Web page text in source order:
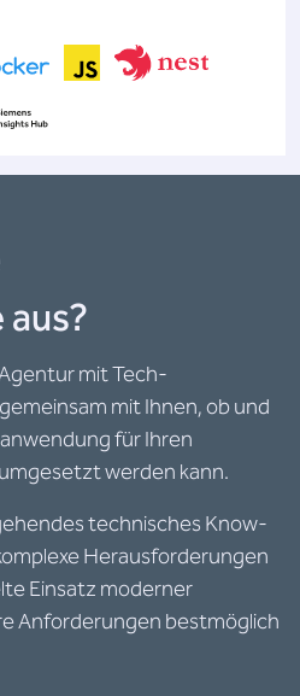
mit Tech-
mit Ihnen, ob und
für Ihren
werden kann.
technisches Know-
Herausforderungen
Einsatz moderner
Anforderungen bestmöglich